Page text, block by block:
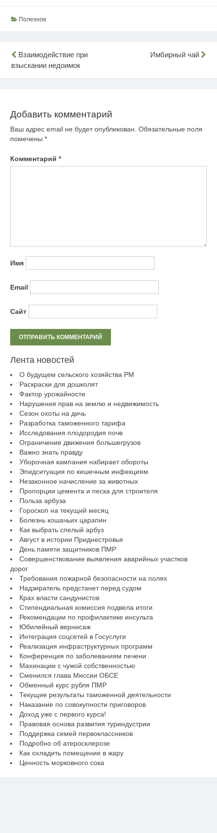
Полезное
Навигация
по
Взаимодействие при
взыскании недоимок
Имбирный чай
Добавить комментарий
Ваш адрес email не будет опубликован. Обязательные поля
помечены *
Комментарий *
Имя
Email
Сайт
Лента новостей
О будущем сельского хозяйства РМ
Раскраски для дошколят
Фактор урожайности
Нарушения прав на землю и недвижимость
Сезон охоты на дичь
Разработка таможенного тарифа
Исследования плодородия почв
Ограничение движения большегрузов
Важно знать правду
Уборочная кампания набирает обороты
Эпидситуация по кишечным инфекциям
Незаконное начисление за животных
Пропорции цемента и песка для строителя
Польза арбуза
Гороскоп на текущий месяц
Болезнь кошачьих царапин
Как выбрать спелый арбуз
Август в истории Приднестровья
День памяти защитников ПМР
Совершенствование выявления аварийных участков
дорог
Требования пожарной безопасности на полях
Надзиратель предстанет перед судом
Крах власти сандунистов
Стипендиальная комиссия подвела итоги
Рекомендации по профилактике инсульта
Юбилейный вернисаж
Интеграция соцсетей в Госуслуги
Реализация инфраструктурных программ
Конференция по заболеваниям печени
Махинации с чужой собственностью
Сменился глава Миссии ОБСЕ
Обменный курс рубля ПМР
Текущие результаты таможенной деятельности
Наказание по совокупности приговоров
Доход уже с первого курса!
Правовая основа развития туриндустрии
Поддержка семей первоклассников
Подробно об атеросклерозе
Как охладить помещение в жару
Ценность морковного сока